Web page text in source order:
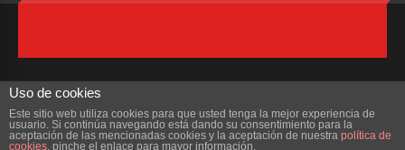
Copyright © 2023 ZonaMMORPG.com. Todos los derechos reservados
Uso de cookies
Este sitio web utiliza cookies para que usted tenga la mejor experiencia de
usuario. Si continúa navegando está dando su consentimiento para la
aceptación de las mencionadas cookies y la aceptación de nuestra política de
cookies, pinche el enlace para mayor información.